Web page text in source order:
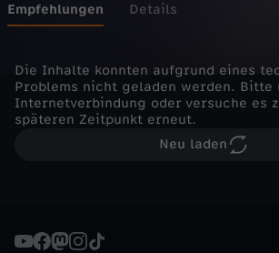
c
Empfehlungen Details
Die Inhalte konnten aufgrund eines
Problems nicht geladen werden. Bitte
Internetverbindung oder versuche es
späteren Zeitpunkt erneut.
Neu laden